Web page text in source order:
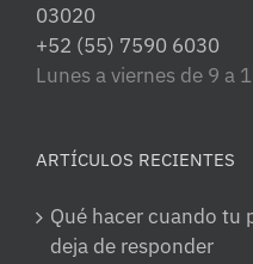
03020
+52 (55) 7590 6030
Lunes a viernes de 9 a
ARTÍCULOS RECIENTES
Qué hacer cuando tu
deja de responder